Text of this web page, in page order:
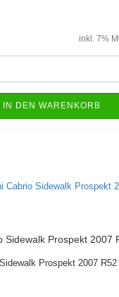
inkl. 7%
IN DEN WARENKORB
Sidewalk Prospekt 2007
Prospekt 2007 R52